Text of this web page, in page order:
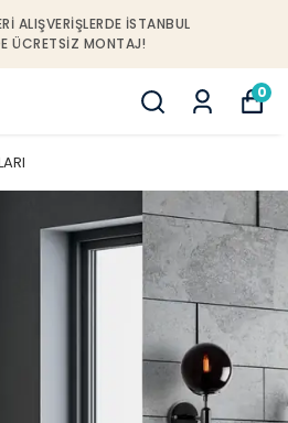
ALIŞVERIŞLERDE İSTANBUL
ÜCRETSIZ MONTAJ!
0